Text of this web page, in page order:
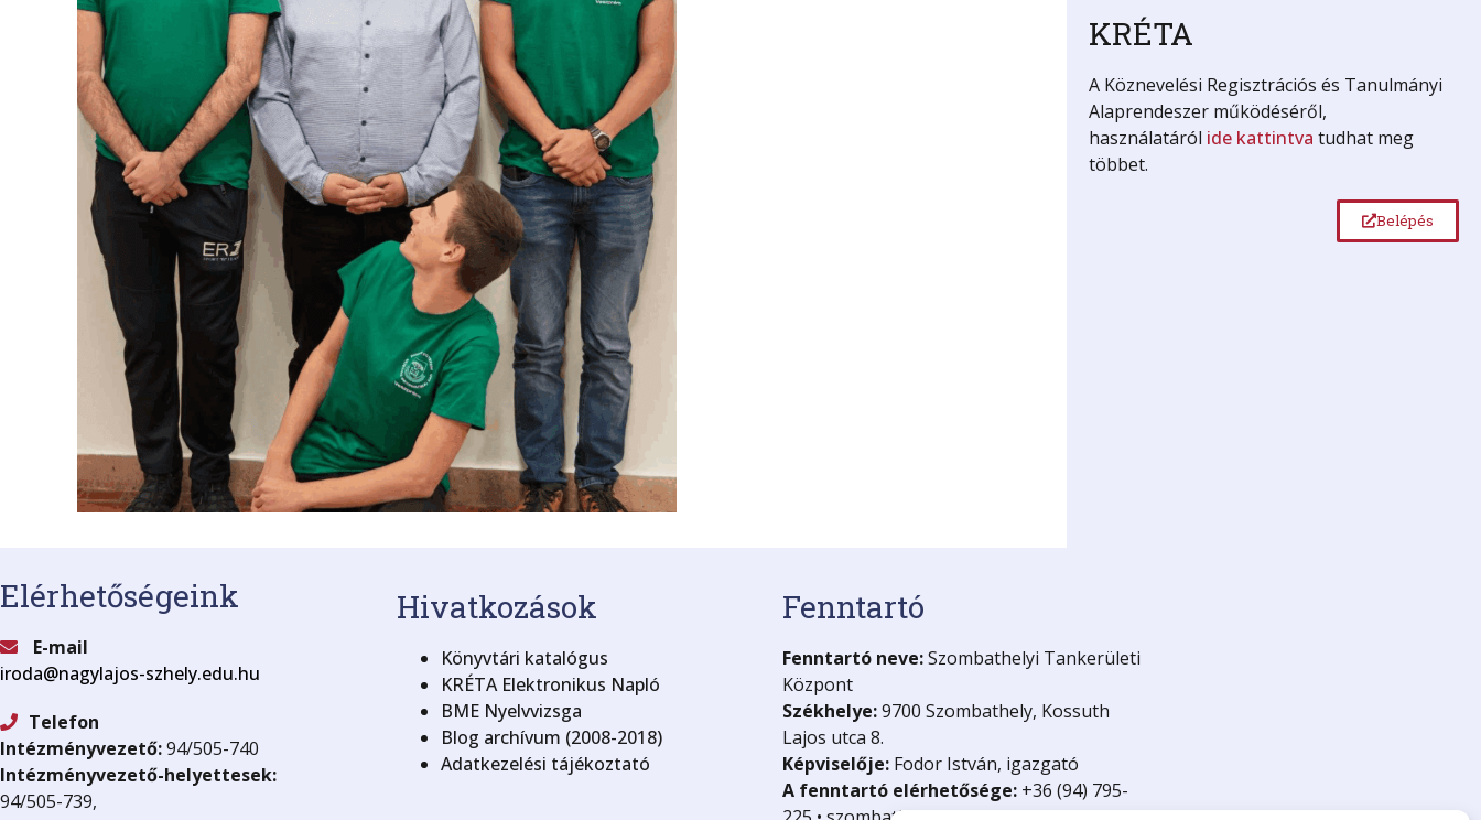
KRÉTA
A Köznevelési Regisztrációs és Tanulmányi
Alaprendeszer működéséről,
használatáról ide kattintva tudhat meg
többet.
Belépés
Elérhetőségeink
E-mail
iroda@nagylajos-szhely.edu.hu
Telefon
Intézményvezető:94/505-740
Intézményvezető-helyettesek:
94/505-739,
Hivatkozások
Könyvtári katalógus
KRÉTA Elektronikus Napló
BME Nyelvvizsga
Blog archívum (2008-2018)
Adatkezelési tájékoztató
Fenntartó
Fenntartó neve:Szombathelyi Tankerületi
Központ
Székhelye:9700 Szombathely, Kossuth
Lajos utca 8.
Képviselője:Fodor István, igazgató
A fenntartó elérhetősége:+36 (94) 795-